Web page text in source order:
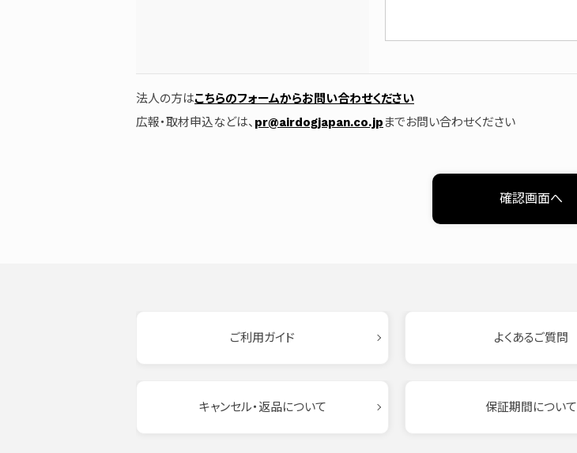
法人の方はこちらのフォームからお問い合わせください
広報・取材申込などは、 pr@airdogjapan.co.jp までお問い合わせください
ご利用ガイド よくあるご質問
キャンセル・返品について 保証期間について